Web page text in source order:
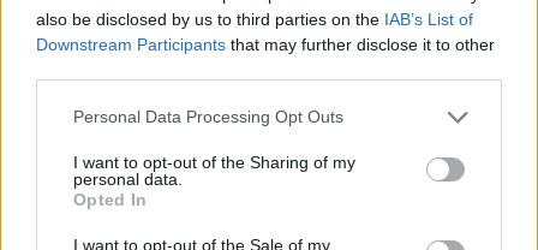
also be disclosed by us to third parties on the IAB’s List of
Downstream Participants that may further disclose it to other
Personal Data Processing Opt Outs
I want to opt-out of the Sharing of my
personal data.
Opted In
I want to opt-out of the Sale of my
Stellantis prevede di migrare l’attuale pipeline di dati relativa a
marchi e aree geografiche sul cloud AWS, facendo uso delle capacità
ingegneri di Stellantis potranno utilizzare l’interfaccia e gli strumenti
più adatti a ciascun progetto. Inoltre, Stellantis intende accelerare il
time to market per i nuovi prodotti digitali che sfruttano il machine